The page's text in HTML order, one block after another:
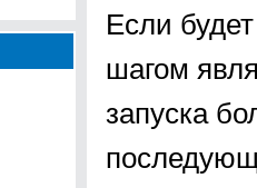
Если
шагом
запуска